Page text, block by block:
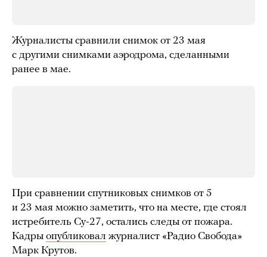
Журналисты сравнили снимок от 23 мая
с другими снимками аэродрома, сделанными
ранее в мае.
При сравнении спутниковых снимков от 5
и 23 мая можно заметить, что на месте, где стоял
истребитель Су-27, остались следы от пожара.
Кадры опубликовал журналист «Радио Свобода»
Марк Крутов.